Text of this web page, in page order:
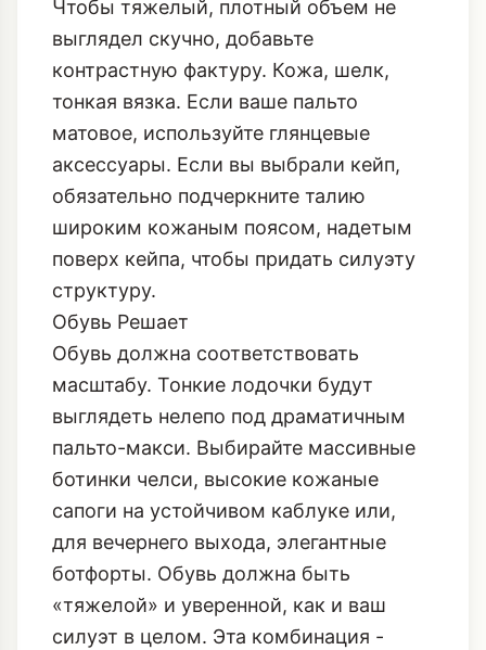
контрастную фактуру. Кожа, шелк,
тонкая вязка. Если ваше пальто
матовое, используйте глянцевые
аксессуары. Если вы выбрали кейп,
обязательно подчеркните талию
широким кожаным поясом, надетым
поверх кейпа, чтобы придать силуэту
структуру.
Обувь Решает
Обувь должна соответствовать
масштабу. Тонкие лодочки будут
выглядеть нелепо под драматичным
пальто-макси. Выбирайте массивные
ботинки челси, высокие кожаные
сапоги на устойчивом каблуке или,
для вечернего выхода, элегантные
ботфорты. Обувь должна быть
«тяжелой» и уверенной, как и ваш
силуэт в целом. Эта комбинация -
«объемное пальто и ботфорты» -